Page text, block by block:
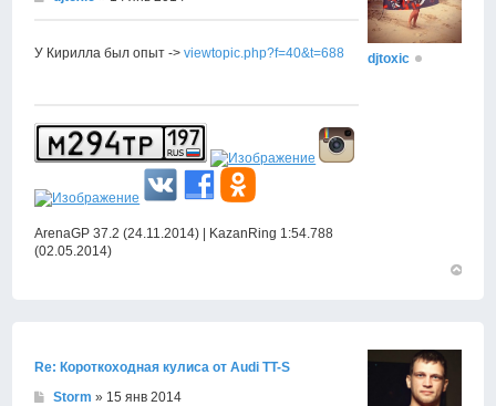
У Кирилла был опыт ->viewtopic.php?f=40&t=688
ArenaGP 37.2 (24.11.2014) | KazanRing 1:54.788
(02.05.2014)
djtoxic
Re: Короткоходная кулиса от Audi TT-S
Storm » 15 янв 2014